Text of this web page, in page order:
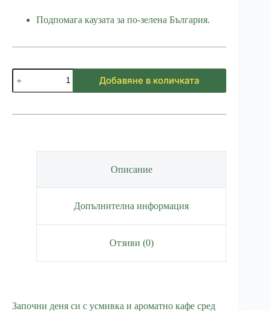
Подпомага каузата за по-зелена България.
количество
за
Термо
Лисица
Добавяне в количката
Описание
Допълнителна информация
Отзиви (0)
Започни деня си с усмивка и ароматно кафе сред